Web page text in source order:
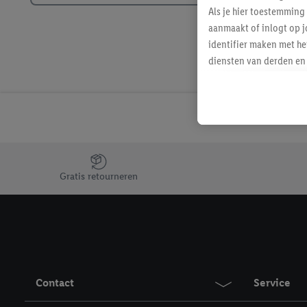
Jouw voordelen bij ons als Lidl webshop klant
Gratis retourneren
Contact Service
Als je hier
aanmaakt of inlogt op
identifier maken met
diensten van derden
Als je hiervoor
eerder interesse hebt
Lidl-diensten worden
mailadres en met
toegewezen.
Door te klikken op
inclusief over de